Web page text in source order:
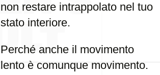
non restare intrappolato nel tuo
stato interiore.
Perché anche il movimento
lento è comunque movimento.